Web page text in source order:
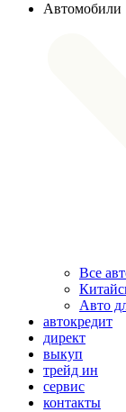
Автомобили
Все
Авто
автокредит
директ
выкуп
трейд ин
сервис
контакты